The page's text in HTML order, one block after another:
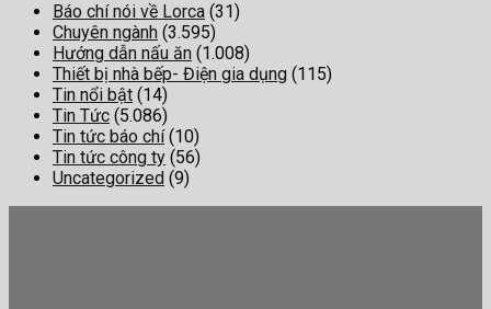
Báo chí nói về Lorca (31)
Chuyên ngành (3.595)
Hướng dẫn nấu ăn (1.008)
Thiết bị nhà bếp- Điện gia dụng (115)
Tin nổi bật (14)
Tin Tức (5.086)
Tin tức báo chí(10)
Tin tức công ty (56)
Uncategorized (9)